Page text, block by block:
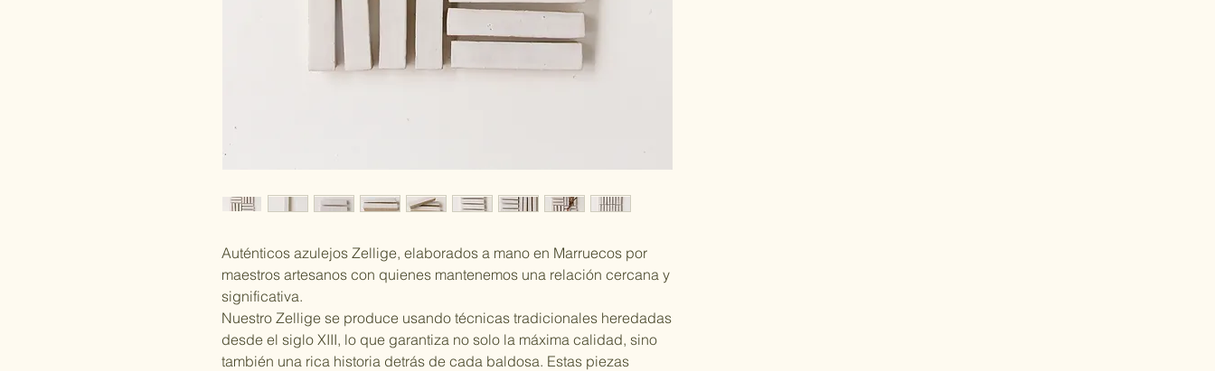
Auténticos azulejos Zellige, elaborados a mano en Marruecos por
maestros artesanos con quienes mantenemos una relación cercana y
significativa.
Nuestro Zellige se produce usando técnicas tradicionales heredadas
desde el siglo XIII, lo que garantiza no solo la máxima calidad, sino
también una rica historia detrás de cada baldosa. Estas piezas